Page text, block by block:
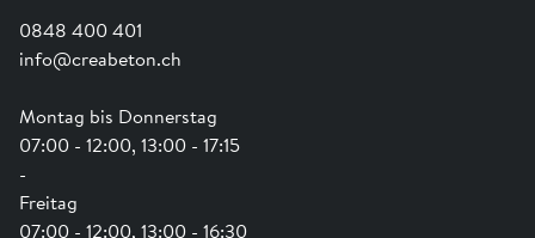
0848 400 401
info@creabeton.ch
Montag bis Donnerstag
07:00 - 12:00, 13:00 - 17:15
-
Freitag
07:00 - 12:00, 13:00 - 16:30